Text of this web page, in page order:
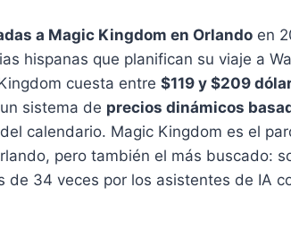
a Magic Kingdom en Orlando en
hispanas que planifican su viaje a
cuesta entre $119 y $209
sistema de precios dinámicos
calendario. Magic Kingdom es el
pero también el más buscado:
de 34 veces por los asistentes de IA